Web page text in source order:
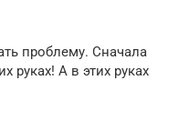
проблему. Сначала
руках! А в этих руках